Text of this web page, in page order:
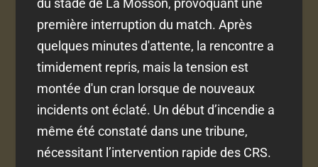
première interruption du match. Après
quelques minutes d'attente, la rencontre a
timidement repris, mais la tension est
montée d'un cran lorsque de nouveaux
incidents ont éclaté. Un début d’incendie a
même été constaté dans une tribune,
nécessitant l’intervention rapide des CRS.